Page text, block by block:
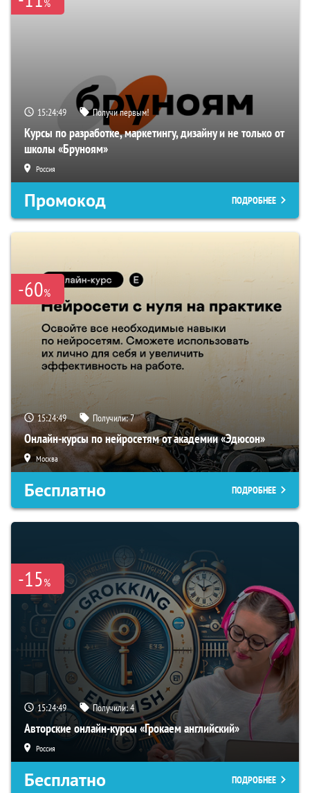
%
15:24:48 Получи первым!
Курсы по разработке, маркетингу, дизайну и не только от
школы «Бруноям»
Россия
Промокод ПОДРОБНЕЕ
-60%
15:24:48 Получили:7
Онлайн-курсы по нейросетям от академии «Эдюсон»
Москва
Бесплатно ПОДРОБНЕЕ
-15%
15:24:48 Получили:4
Авторские онлайн-курсы «Грокаем английский»
Россия
Бесплатно ПОДРОБНЕЕ